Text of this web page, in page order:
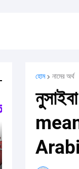
হোম নামের অর্থ